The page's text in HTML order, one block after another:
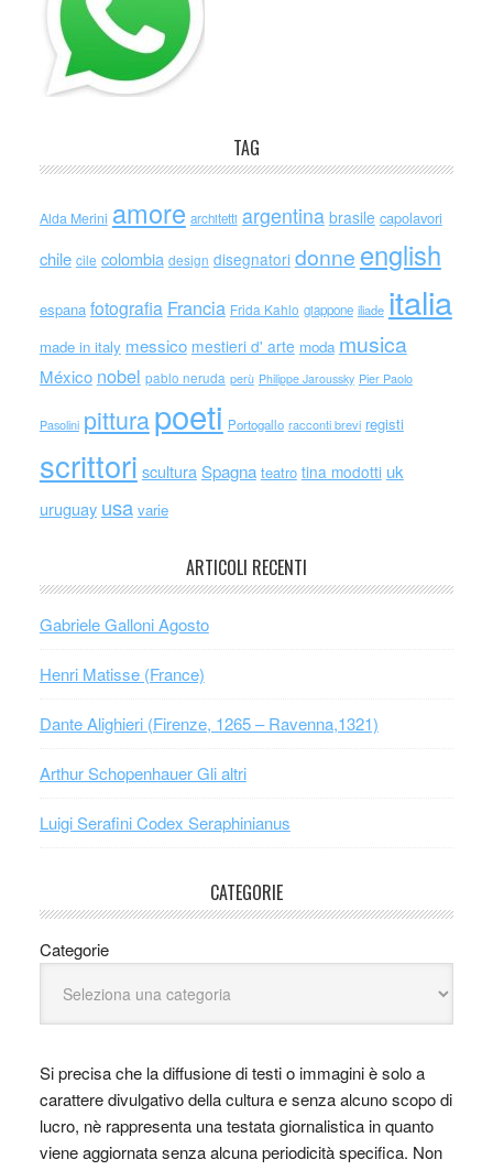
TAG
Alda Merini amore architetti argentina brasile capolavori
chile cile colombia design disegnatori donne english
espana fotografia Francia Frida Kahlo giappone iliade italia
made in italy messico mestieri d' arte moda musica
México nobel pablo neruda perù Philippe Jaroussky Pier Paolo
Pasolini pitturapoeti Portogallo racconti brevi registi
scrittori scultura Spagna teatro tina modotti uk
uruguay usa varie
ARTICOLI RECENTI
Gabriele Galloni Agosto
Henri Matisse (France)
Dante Alighieri (Firenze, 1265 – Ravenna,1321)
Arthur Schopenhauer Gli altri
Luigi Serafini Codex Seraphinianus
CATEGORIE
Categorie
Si precisa che la diffusione di testi o immagini è solo a
carattere divulgativo della cultura e senza alcuno scopo di
lucro, nè rappresenta una testata giornalistica in quanto
viene aggiornata senza alcuna periodicità specifica. Non